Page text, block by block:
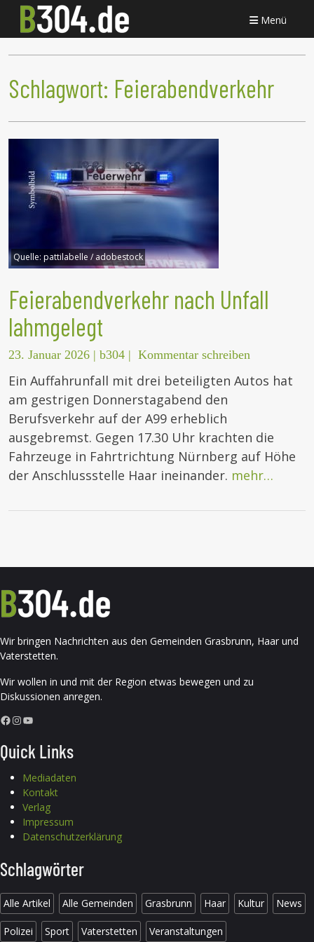
Menü
Schlagwort: Feierabendverkehr
Quelle: pattilabelle / adobestock
Feierabendverkehr nach Unfall
lahmgelegt
23. Januar 2026 | b304 | Kommentar schreiben
Ein Auffahrunfall mit drei beteiligten Autos hat
am gestrigen Donnerstagabend den
Berufsverkehr auf der A99 erheblich
ausgebremst. Gegen 17.30 Uhr krachten die
Fahrzeuge in Fahrtrichtung Nürnberg auf Höhe
der Anschlussstelle Haar ineinander. mehr…
Wir bringen Nachrichten aus den Gemeinden Grasbrunn, Haar und
Vaterstetten.
Wir wollen in und mit der Region etwas bewegen und zu
Diskussionen anregen.
Facebook InstagramYouTube
Quick Links
Mediadaten
Kontakt
Verlag
Impressum
Datenschutzerklärung
Schlagwörter
Alle Artikel Alle Gemeinden Grasbrunn Haar Kultur News
Polizei Sport Vaterstetten Veranstaltungen